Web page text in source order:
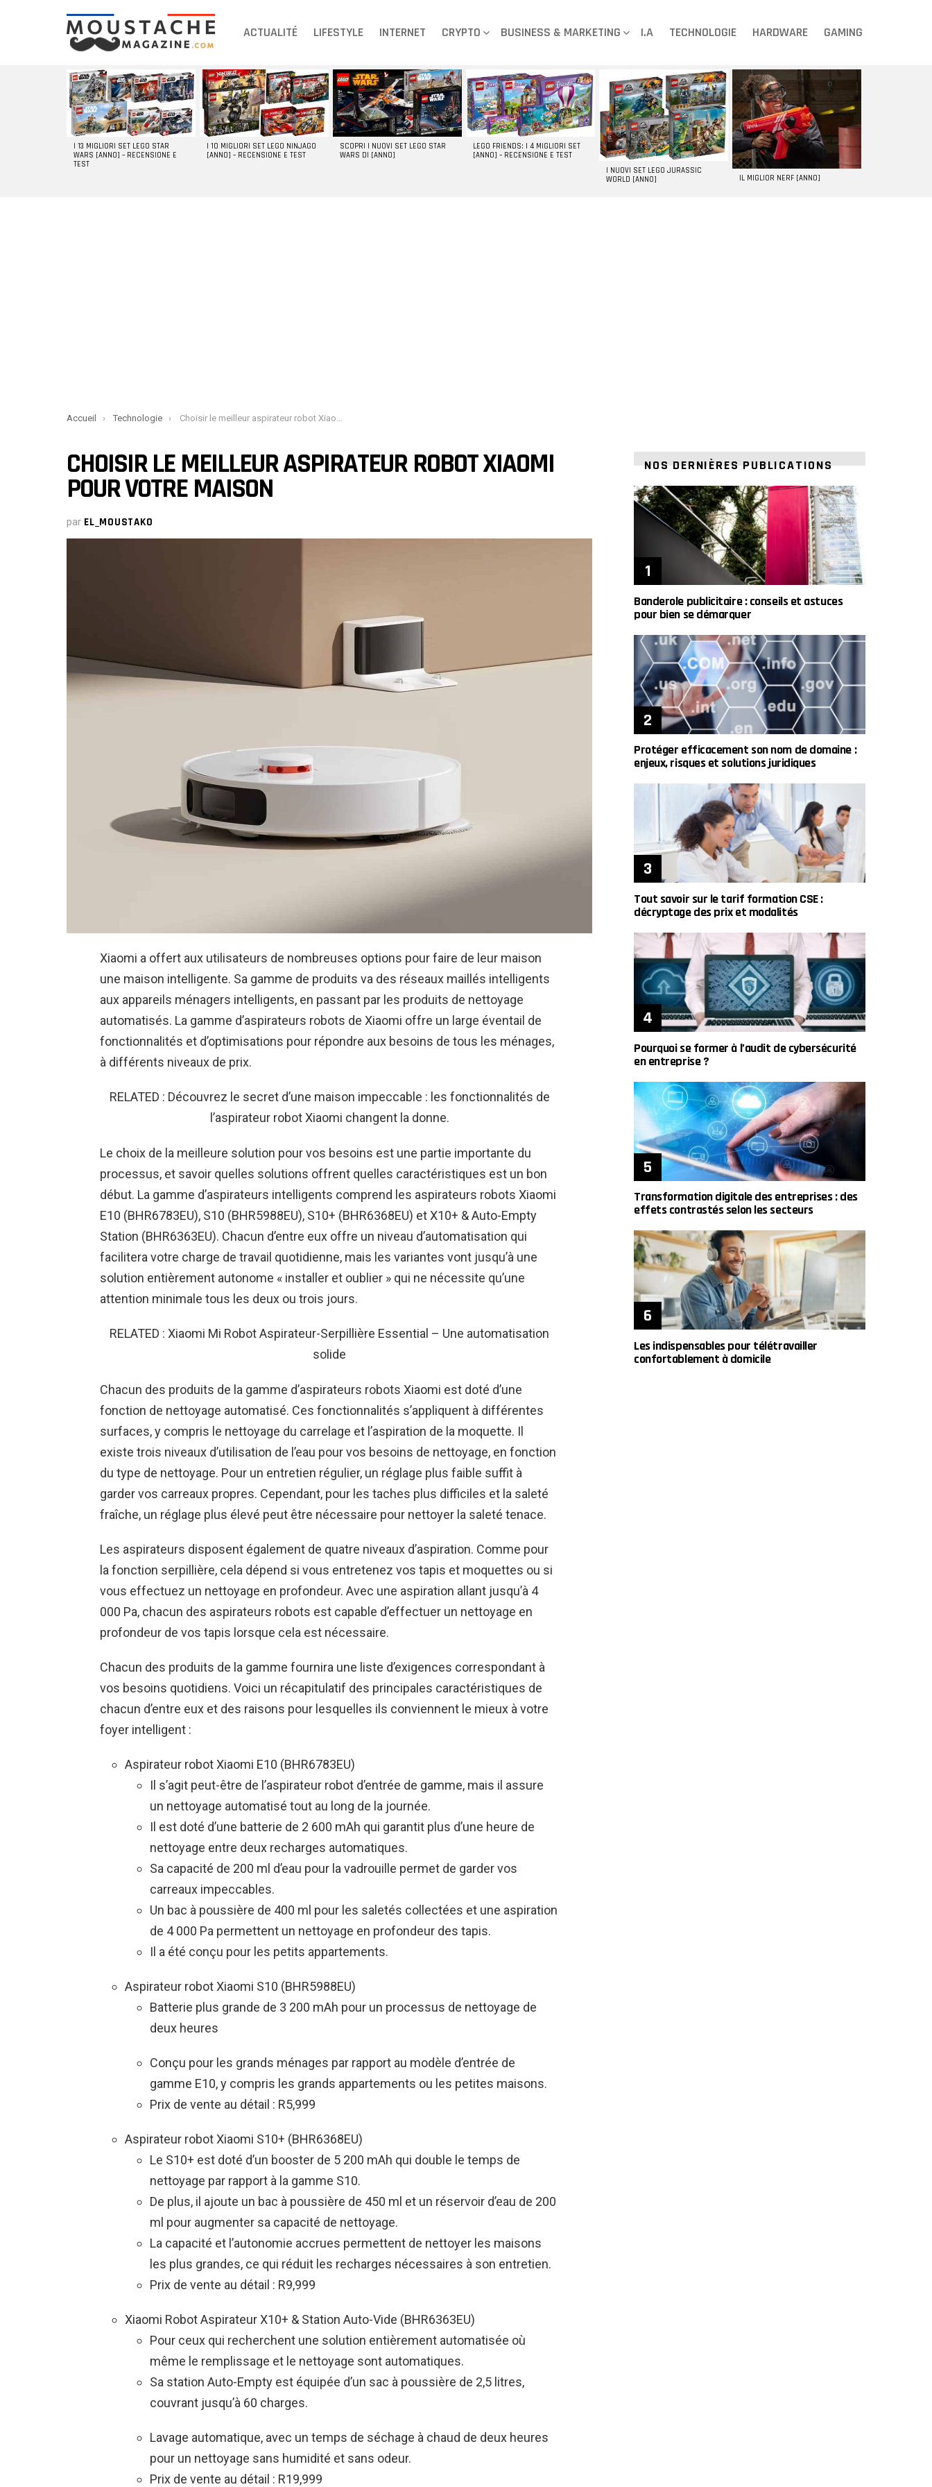
ACTUALITÉ LIFESTYLE INTERNET CRYPTO BUSINESS & MARKETING I.A TECHNOLOGIE HARDWARE GAMING
DERNIERS
ARTICLES
I 13 MIGLIORI SET LEGO STAR
WARS [ANNO] – RECENSIONE E
TEST
I 10 MIGLIORI SET LEGO NINJAGO
[ANNO] – RECENSIONE E TEST
SCOPRI I NUOVI SET LEGO STAR
WARS DI [ANNO]
LEGO FRIENDS: I 4 MIGLIORI SET
[ANNO] – RECENSIONE E TEST
I NUOVI SET LEGO JURASSIC
WORLD [ANNO]
IL MIGLIOR NERF [ANNO]
You are here:
Accueil Technologie Choisir le meilleur aspirateur robot Xiaomi pour votre maison
CHOISIR LE MEILLEUR ASPIRATEUR ROBOT XIAOMI
POUR VOTRE MAISON
par EL_MOUSTAKO
Xiaomi a offert aux utilisateurs de nombreuses options pour faire de leur maison
une maison intelligente. Sa gamme de produits va des réseaux maillés intelligents
aux appareils ménagers intelligents, en passant par les produits de nettoyage
automatisés. La gamme d’aspirateurs robots de Xiaomi offre un large éventail de
fonctionnalités et d’optimisations pour répondre aux besoins de tous les ménages,
à différents niveaux de prix.
RELATED : Découvrez le secret d’une maison impeccable : les fonctionnalités de
l’aspirateur robot Xiaomi changent la donne.
Le choix de la meilleure solution pour vos besoins est une partie importante du
processus, et savoir quelles solutions offrent quelles caractéristiques est un bon
début. La gamme d’aspirateurs intelligents comprend les aspirateurs robots Xiaomi
E10 (BHR6783EU), S10 (BHR5988EU), S10+ (BHR6368EU) et X10+ & Auto-Empty
Station (BHR6363EU). Chacun d’entre eux offre un niveau d’automatisation qui
facilitera votre charge de travail quotidienne, mais les variantes vont jusqu’à une
solution entièrement autonome « installer et oublier » qui ne nécessite qu’une
attention minimale tous les deux ou trois jours.
RELATED : Xiaomi Mi Robot Aspirateur-Serpillière Essential – Une automatisation
solide
Chacun des produits de la gamme d’aspirateurs robots Xiaomi est doté d’une
fonction de nettoyage automatisé. Ces fonctionnalités s’appliquent à différentes
surfaces, y compris le nettoyage du carrelage et l’aspiration de la moquette. Il
existe trois niveaux d’utilisation de l’eau pour vos besoins de nettoyage, en fonction
du type de nettoyage. Pour un entretien régulier, un réglage plus faible suffit à
garder vos carreaux propres. Cependant, pour les taches plus difficiles et la saleté
fraîche, un réglage plus élevé peut être nécessaire pour nettoyer la saleté tenace.
Les aspirateurs disposent également de quatre niveaux d’aspiration. Comme pour
la fonction serpillière, cela dépend si vous entretenez vos tapis et moquettes ou si
vous effectuez un nettoyage en profondeur. Avec une aspiration allant jusqu’à 4
000 Pa, chacun des aspirateurs robots est capable d’effectuer un nettoyage en
profondeur de vos tapis lorsque cela est nécessaire.
Chacun des produits de la gamme fournira une liste d’exigences correspondant à
vos besoins quotidiens. Voici un récapitulatif des principales caractéristiques de
chacun d’entre eux et des raisons pour lesquelles ils conviennent le mieux à votre
foyer intelligent :
Aspirateur robot Xiaomi E10 (BHR6783EU)
Il s’agit peut-être de l’aspirateur robot d’entrée de gamme, mais il assure
un nettoyage automatisé tout au long de la journée.
Il est doté d’une batterie de 2 600 mAh qui garantit plus d’une heure de
nettoyage entre deux recharges automatiques.
Sa capacité de 200 ml d’eau pour la vadrouille permet de garder vos
carreaux impeccables.
Un bac à poussière de 400 ml pour les saletés collectées et une aspiration
de 4 000 Pa permettent un nettoyage en profondeur des tapis.
Il a été conçu pour les petits appartements.
Aspirateur robot Xiaomi S10 (BHR5988EU)
Batterie plus grande de 3 200 mAh pour un processus de nettoyage de
deux heures
Conçu pour les grands ménages par rapport au modèle d’entrée de
gamme E10, y compris les grands appartements ou les petites maisons.
Prix de vente au détail : R5,999
Aspirateur robot Xiaomi S10+ (BHR6368EU)
Le S10+ est doté d’un booster de 5 200 mAh qui double le temps de
nettoyage par rapport à la gamme S10.
De plus, il ajoute un bac à poussière de 450 ml et un réservoir d’eau de 200
ml pour augmenter sa capacité de nettoyage.
La capacité et l’autonomie accrues permettent de nettoyer les maisons
les plus grandes, ce qui réduit les recharges nécessaires à son entretien.
Prix de vente au détail : R9,999
Xiaomi Robot Aspirateur X10+ & Station Auto-Vide (BHR6363EU)
Pour ceux qui recherchent une solution entièrement automatisée où
même le remplissage et le nettoyage sont automatiques.
Sa station Auto-Empty est équipée d’un sac à poussière de 2,5 litres,
couvrant jusqu’à 60 charges.
Lavage automatique, avec un temps de séchage à chaud de deux heures
pour un nettoyage sans humidité et sans odeur.
Prix de vente au détail : R19,999
NOS DERNIÈRES PUBLICATIONS
Banderole publicitaire : conseils et astuces
pour bien se démarquer
Protéger efficacement son nom de domaine :
enjeux, risques et solutions juridiques
Tout savoir sur le tarif formation CSE :
décryptage des prix et modalités
Pourquoi se former à l’audit de cybersécurité
en entreprise ?
Transformation digitale des entreprises : des
effets contrastés selon les secteurs
Les indispensables pour télétravailler
confortablement à domicile